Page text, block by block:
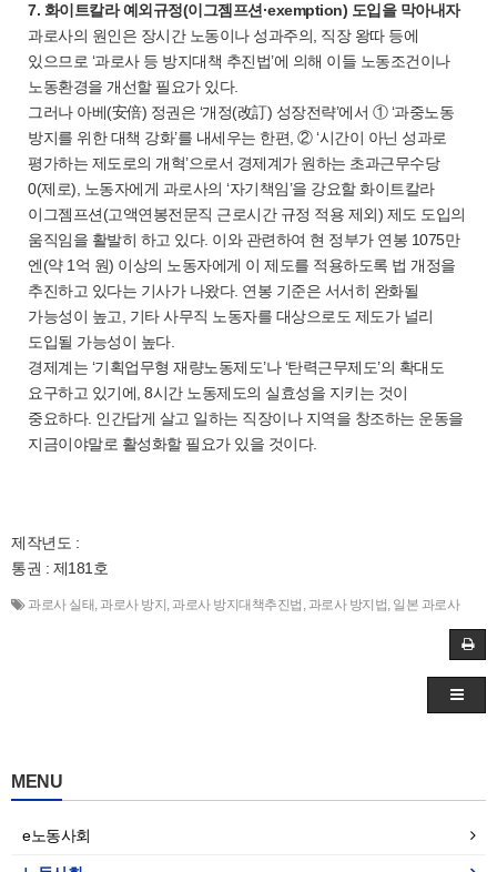
7. 화이트칼라 예외규정(이그젬프션·exemption) 도입을 막아내자
과로사의 원인은 장시간 노동이나 성과주의, 직장 왕따 등에
있으므로 ‘과로사 등 방지대책 추진법’에 의해 이들 노동조건이나
노동환경을 개선할 필요가 있다.
그러나 아베(安倍) 정권은 ‘개정(改訂) 성장전략’에서 ① ‘과중노동
방지를 위한 대책 강화’를 내세우는 한편, ② ‘시간이 아닌 성과로
평가하는 제도로의 개혁’으로서 경제계가 원하는 초과근무수당
0(제로), 노동자에게 과로사의 ‘자기책임’을 강요할 화이트칼라
이그젬프션(고액연봉전문직 근로시간 규정 적용 제외) 제도 도입의
움직임을 활발히 하고 있다. 이와 관련하여 현 정부가 연봉 1075만
엔(약 1억 원) 이상의 노동자에게 이 제도를 적용하도록 법 개정을
추진하고 있다는 기사가 나왔다. 연봉 기준은 서서히 완화될
가능성이 높고, 기타 사무직 노동자를 대상으로도 제도가 널리
도입될 가능성이 높다.
경제계는 ‘기획업무형 재량노동제도’나 ‘탄력근무제도’의 확대도
요구하고 있기에, 8시간 노동제도의 실효성을 지키는 것이
중요하다. 인간답게 살고 일하는 직장이나 지역을 창조하는 운동을
지금이야말로 활성화할 필요가 있을 것이다.
제작년도 :
통권 : 제181호
과로사 실태 , 과로사 방지 , 과로사 방지대책추진법 , 과로사 방지법, 일본 과로사
MENU
e노동사회